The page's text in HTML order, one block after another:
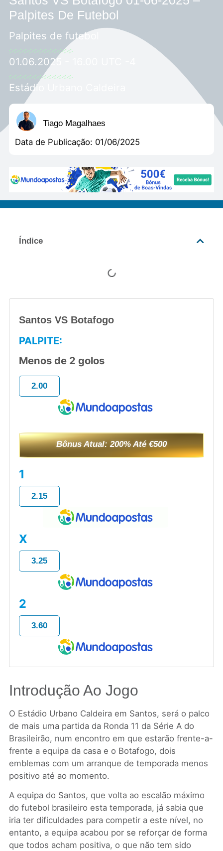
Palpites De Futebol
Palpites de futebol
01.06.2025 - 16.00 UTC -4
Estádio Urbano Caldeira
Tiago Magalhaes
Data de Publicação: 01/06/2025
Índice
Santos VS Botafogo
PALPITE:
Menos de 2 golos
2.00
Bônus Atual: 200% Até €500
1
2.15
X
3.25
2
3.60
Introdução Ao Jogo
O Estádio Urbano Caldeira em Santos, será o palco
de mais uma partida da Ronda 11 da Série A do
Brasileirão, num encontro em que estarão frente-a-
frente a equipa da casa e o Botafogo, dois
emblemas com um arranque de temporada menos
positivo até ao momento.
A equipa do Santos, que volta ao escalão máximo
do futebol brasileiro esta temporada, já sabia que
iria ter dificuldades para competir a este nível, no
entanto, a equipa acabou por se reforçar de forma
que todos acham positiva, o que não tem sido